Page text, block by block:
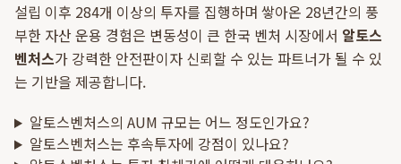
설립 이후 284개 이상의 투자를 집행하며 쌓아온 28년간의 풍
부한 자산 운용 경험은 변동성이 큰 한국 벤처 시장에서 알토스
벤처스가 강력한 안전판이자 신뢰할 수 있는 파트너가 될 수 있
는 기반을 제공합니다.
알토스벤처스의 AUM 규모는 어느 정도인가요?
알토스벤처스는 후속투자에 강점이 있나요?